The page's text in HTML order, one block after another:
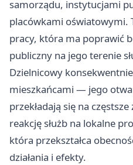
samorządu, instytucjami
placówkami oświatowymi.
pracy, która ma poprawić
publiczny na jego terenie
Dzielnicowy
mieszkańcami — jego
przekładają się na częstsze
reakcję służb na lokalne
która przekształca
działania i efekty.